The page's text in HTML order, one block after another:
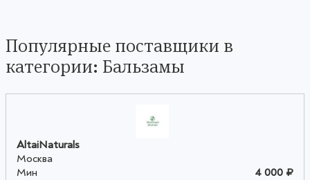
Популярные поставщики в
категории: Бальзамы
AltaiNaturals
Москва
Мин
4 000 ₽